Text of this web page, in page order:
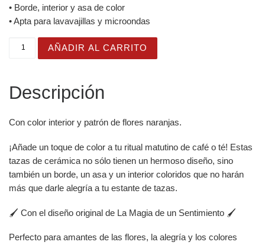
• Borde, interior y asa de color
• Apta para lavavajillas y microondas
Taza Flor Naranja "I Am Creating The Life I Want" para
AÑADIR AL CARRITO
Descripción
Con color interior y patrón de flores naranjas.
¡Añade un toque de color a tu ritual matutino de café o té! Estas
tazas de cerámica no sólo tienen un hermoso diseño, sino
también un borde, un asa y un interior coloridos que no harán
más que darle alegría a tu estante de tazas.
🖌️ Con el diseño original de La Magia de un Sentimiento 🖌️
Perfecto para amantes de las flores, la alegría y los colores